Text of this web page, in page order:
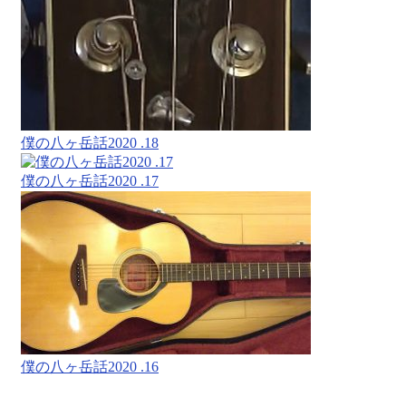
僕の八ヶ岳話2020 .18
僕の八ヶ岳話2020 .17
僕の八ヶ岳話2020 .16